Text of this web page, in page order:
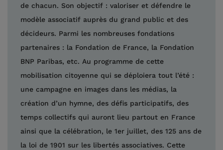
de chacun. Son objectif : valoriser et défendre le
modèle associatif auprès du grand public et des
décideurs. Parmi les nombreuses fondations
partenaires : la Fondation de France, la Fondation
BNP Paribas, etc. Au programme de cette
mobilisation citoyenne qui se déploiera tout l’été :
une campagne en images dans les médias, la
création d’un hymne, des défis participatifs, des
temps collectifs qui auront lieu partout en France
ainsi que la célébration, le 1er juillet, des 125 ans de
la loi de 1901 sur les libertés associatives. Cette